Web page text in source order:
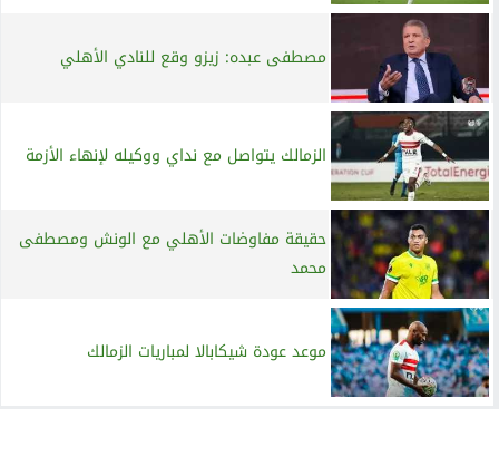
مصطفى عبده: زيزو وقع للنادي الأهلي
الزمالك يتواصل مع نداي ووكيله لإنهاء الأزمة
حقيقة مفاوضات الأهلي مع الونش ومصطفى
محمد
موعد عودة شيكابالا لمباريات الزمالك